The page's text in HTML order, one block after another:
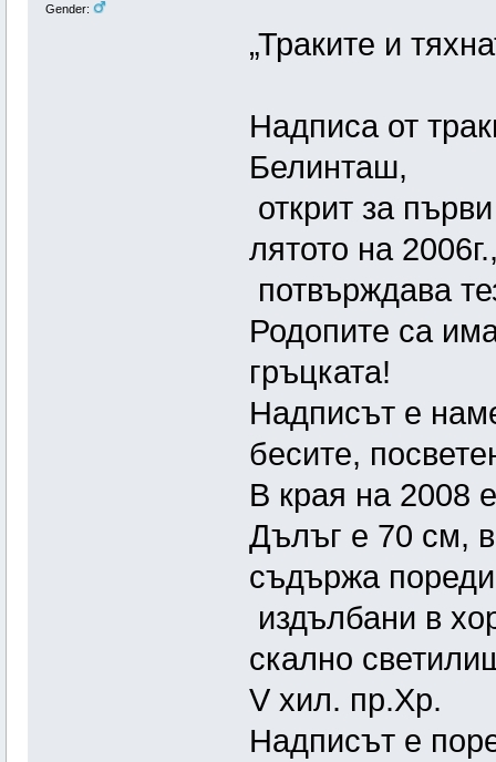
Gender:
„Траките и
Надписа от
Белинташ,
открит за
лятото на
потвърждава
Родопите са
гръцката!
Надписът е
бесите,
В края на 2008
Дълъг е 70 см,
съдържа
издълбани в
скално
V хил. пр.Хр.
Надписът е